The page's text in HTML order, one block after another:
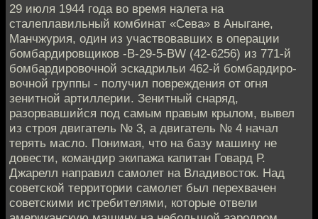
29 июля 1944 года во время налета на
сталеплавильный комбинат «Сева» в Аныгане,
Манчжурия, один из участво­вавших в операции
бомбардировщиков -B-29-5-BW (42-6256) из 771-й
бомбарди­ровочной эскадрильи 462-й бомбардиро­
вочной группы - получил повреждения от огня
зенитной артиллерии. Зенитный снаряд,
разорвавшийся под самым пра­вым крылом, вывел
из строя двигатель № 3, а двигатель № 4 начал
терять масло. Понимая, что на базу машину не
довес­ти, командир экипажа капитан Говард Р.
Джарелл направил самолет на Владивос­ток. Над
советской территории самолет был перехвачен
советскими истребителями, которые отвели